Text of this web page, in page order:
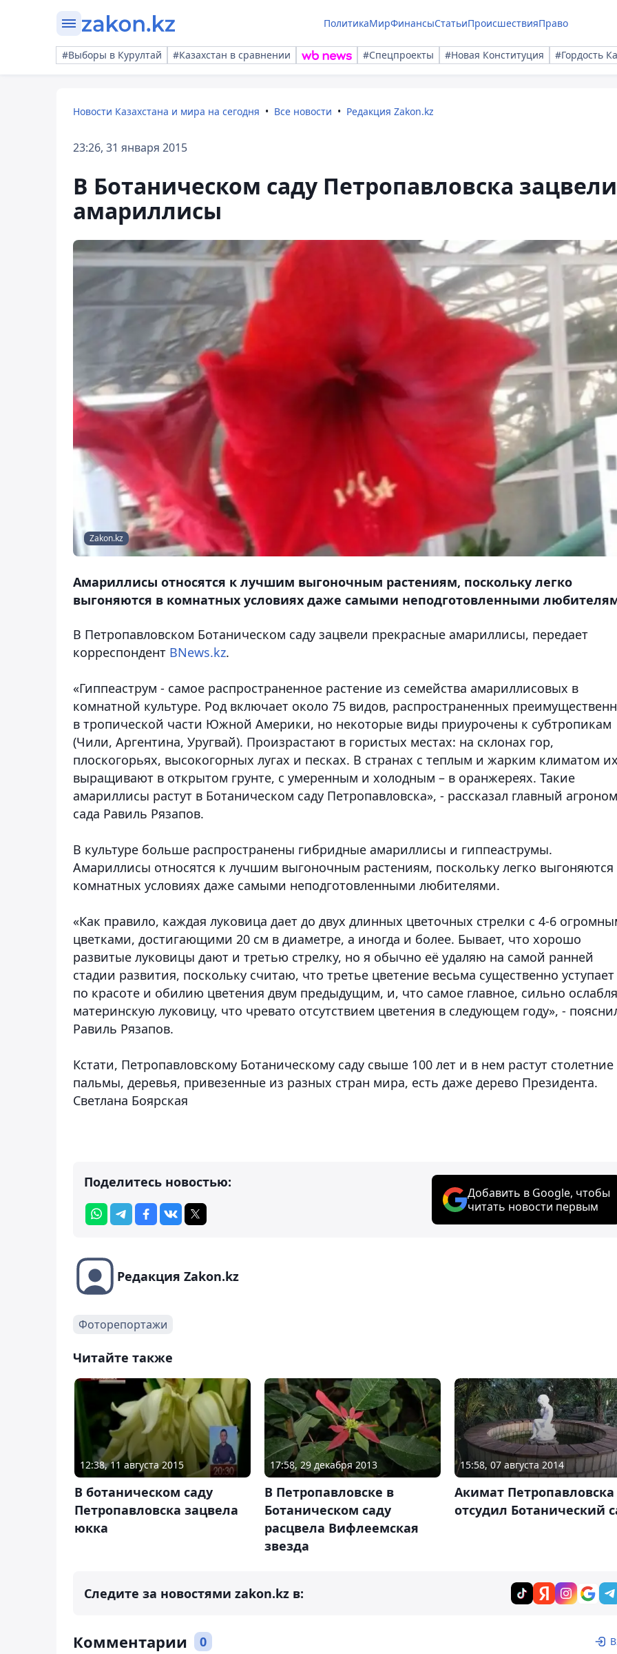
ПолитикаМирФинансыСтатьиПроисшествияПраво
#Выборы в Курултай #Казахстан в сравнении #Спецпроекты #Новая Конституция #Гордость
Новости Казахстана и мира на сегодня Все новости Редакция Zakon.kz
23:26, 31 января 2015
В Ботаническом саду Петропавловска зацвели
амариллисы
Zakon.kz
Амариллисы относятся к лучшим выгоночным растениям, поскольку легко
выгоняются в комнатных условиях даже самыми неподготовленными
В Петропавловском Ботаническом саду зацвели прекрасные амариллисы, передает
корреспондент BNews.kz.
«Гиппеаструм - самое распространенное растение из семейства амариллисовых в
комнатной культуре. Род включает около 75 видов, распространенных
в тропической части Южной Америки, но некоторые виды приурочены к субтропикам
(Чили, Аргентина, Уругвай). Произрастают в гористых местах: на склонах гор,
плоскогорьях, высокогорных лугах и песках. В странах с теплым и жарким климатом
выращивают в открытом грунте, с умеренным и холодным – в оранжереях. Такие
амариллисы растут в Ботаническом саду Петропавловска», - рассказал главный агроном
сада Равиль Рязапов.
В культуре больше распространены гибридные амариллисы и гиппеаструмы.
Амариллисы относятся к лучшим выгоночным растениям, поскольку легко выгоняются
комнатных условиях даже самыми неподготовленными любителями.
«Как правило, каждая луковица дает до двух длинных цветочных стрелки с 4-6
цветками, достигающими 20 см в диаметре, а иногда и более. Бывает, что хорошо
развитые луковицы дают и третью стрелку, но я обычно её удаляю на самой ранней
стадии развития, поскольку считаю, что третье цветение весьма существенно уступает
по красоте и обилию цветения двум предыдущим, и, что самое главное, сильно
материнскую луковицу, что чревато отсутствием цветения в следующем году», -
Равиль Рязапов.
Кстати, Петропавловскому Ботаническому саду свыше 100 лет и в нем растут столетние
пальмы, деревья, привезенные из разных стран мира, есть даже дерево Президента.
Светлана Боярская
Поделитесь новостью:
Добавить в Google, чтобы
читать новости первым
Редакция Zakon.kz
Фоторепортажи
Читайте также
12:38, 11 августа 2015
В ботаническом саду
Петропавловска зацвела
юкка
17:58, 29 декабря 2013
В Петропавловске в
Ботаническом саду
расцвела Вифлеемская
звезда
15:58, 07 августа 2014
Акимат Петропавловска
отсудил Ботанический
Следите за новостями zakon.kz в:
Комментарии 0